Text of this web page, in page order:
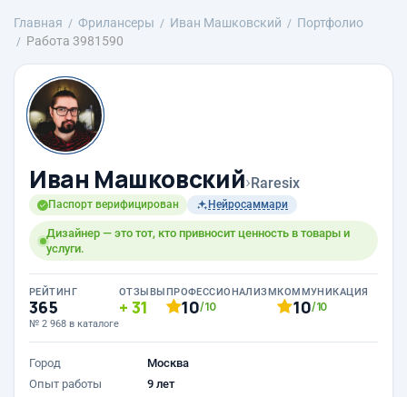
Главная Фрилансеры Иван Машковский
Портфолио
Работа 3981590
Иван Машковский›Raresix
Паспорт верифицирован Нейросаммари
Дизайнер — это тот, кто привносит ценность в товары и
услуги.
РЕЙТИНГ
365
№ 2 968 в каталоге
ОТЗЫВЫ
31
ПРОФЕССИОНАЛИЗМ
10/10
КОММУНИКАЦИЯ
10/10
Город
Москва
Опыт работы
9 лет